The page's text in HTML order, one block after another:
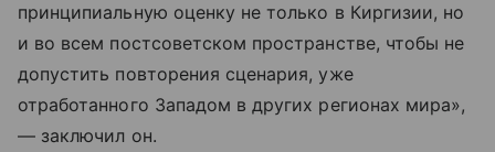
принципиальную оценку не только в Киргизии, но
и во всем постсоветском пространстве, чтобы не
допустить повторения сценария, уже
отработанного Западом в других регионах мира»,
— заключил он.